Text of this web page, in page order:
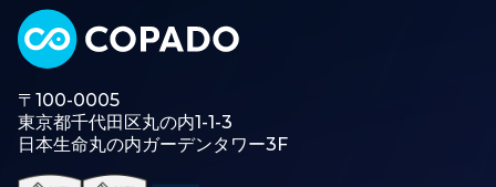
〒100-0005
東京都千代田区丸の内1-1-3
日本生命丸の内ガーデンタワー3F